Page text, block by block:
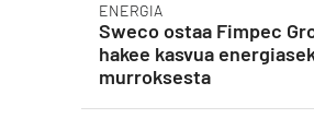
ENERGIA
Sweco ostaa Fimpec
hakee kasvua
murroksesta